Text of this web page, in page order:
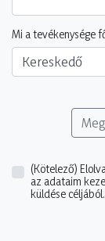
Mi a tevékenysége
Kereskedő
(Kötelező)
az adataim
küldése céljából.